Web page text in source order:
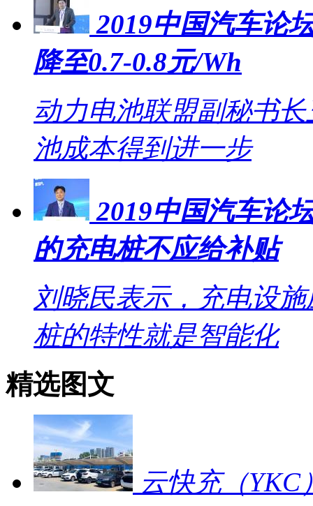
2019中国汽车论
降至0.7-0.8元/Wh
动力电池联盟副秘书
池成本得到进一步
2019中国汽车论
的充电桩不应给补贴
刘晓民表示，充电设
桩的特性就是智能化
精选图文
云快充（YKC